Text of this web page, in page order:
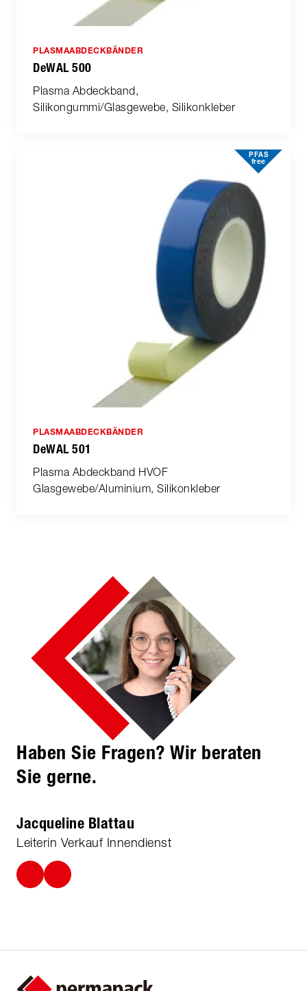
PLASMAABDECKBÄNDER
DeWAL 500
Plasma Abdeckband,
Silikongummi/Glasgewebe, Silikonkleber
PFAS
free
PLASMAABDECKBÄNDER
DeWAL 501
Plasma Abdeckband HVOF
Glasgewebe/Aluminium, Silikonkleber
Haben Sie Fragen? Wir beraten
Sie gerne.
Jacqueline Blattau
Leiterin Verkauf Innendienst